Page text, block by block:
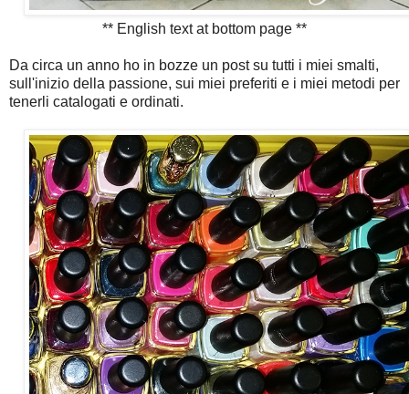
** English text at bottom page **
Da circa un anno ho in bozze un post su tutti i miei smalti,
sull'inizio della passione, sui miei preferiti e i miei metodi per
tenerli catalogati e ordinati.